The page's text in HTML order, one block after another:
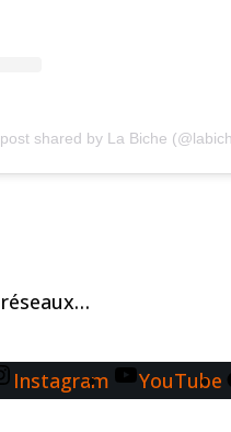
shared by La Biche
Instagram YouTube